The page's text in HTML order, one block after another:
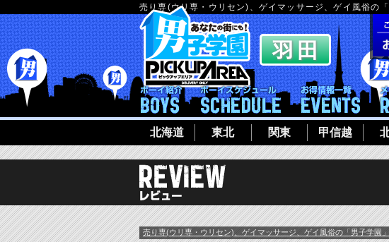
売り専(ウリ専・ウリセン)、ゲイマッサージ、ゲイ風俗の
北海道 東北 関東 甲信越
ボーイ紹介 ボーイシフト イベン
売り専(ウリ専・ウリセン)、ゲイマッサージ、ゲイ風俗の「男子学園」